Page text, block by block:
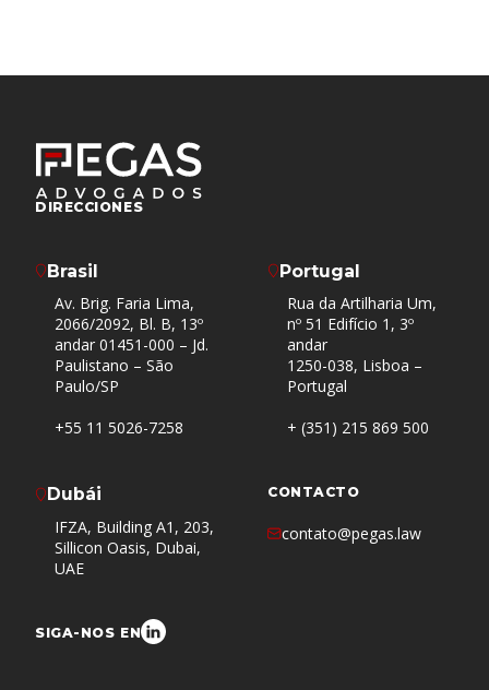
DIRECCIONES
Brasil
Av. Brig. Faria Lima,
2066/2092, Bl. B, 13º
andar 01451-000 – Jd.
Paulistano – São
Paulo/SP
+55 11 5026-7258
Portugal
Rua da Artilharia Um,
nº 51 Edifício 1, 3º
andar
1250-038, Lisboa –
Portugal
+ (351) 215 869 500
Dubái
IFZA, Building A1, 203,
Sillicon Oasis, Dubai,
UAE
CONTACTO
contato@pegas.law
SIGA-NOS EN